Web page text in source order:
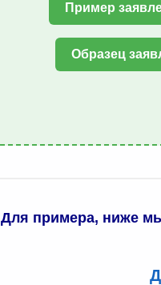
Пример
Образец
Для примера, ниже